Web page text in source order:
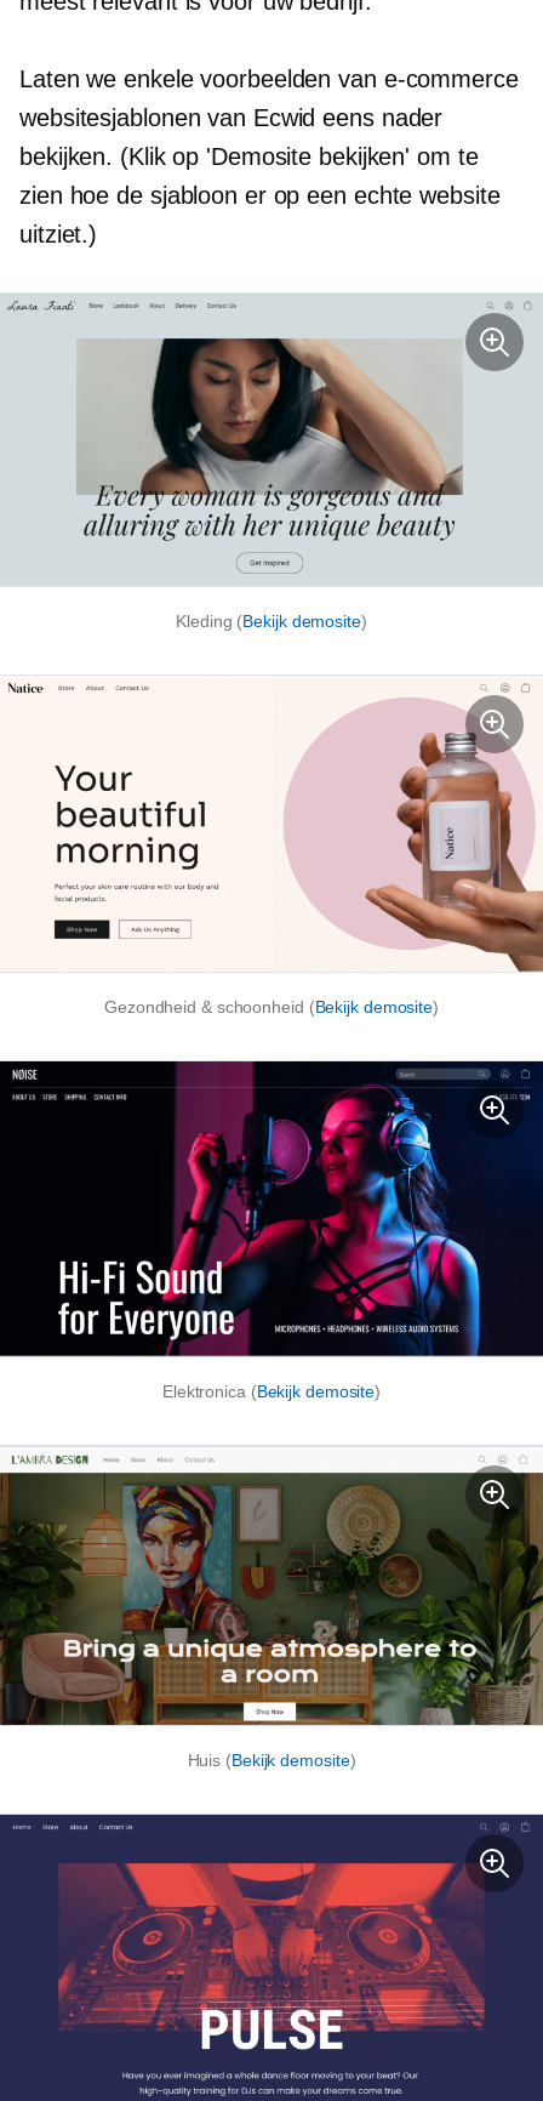
Laten we enkele voorbeelden van e-commerce
websitesjablonen van Ecwid eens nader
bekijken. (Klik op 'Demosite bekijken' om te
zien hoe de sjabloon er op een echte website
uitziet.)
Kleding (Bekijk demosite)
Gezondheid & schoonheid (Bekijk demosite)
Elektronica (Bekijk demosite)
Huis (Bekijk demosite)